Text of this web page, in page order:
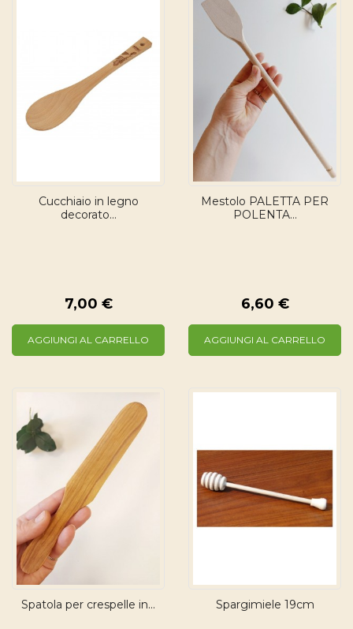
Cucchiaio in legno
decorato...
7,00 €
AGGIUNGI AL CARRELLO
Mestolo PALETTA PER
POLENTA...
6,60 €
AGGIUNGI AL CARRELLO
Spatola per crespelle in... Spargimiele 19cm